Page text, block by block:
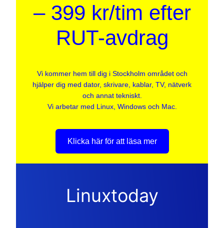
– 399 kr/tim efter
RUT-avdrag
Vi kommer hem till dig i Stockholm området och
hjälper dig med dator, skrivare, kablar, TV, nätverk
och annat tekniskt.
Vi arbetar med Linux, Windows och Mac.
Klicka här för att läsa mer
Linuxtoday